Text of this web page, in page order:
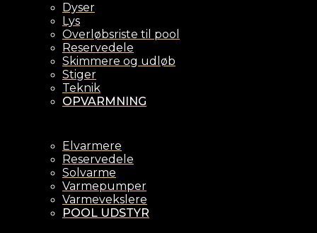
Dyser
Lys
Overløbsriste til pool
Reservedele
Skimmere og udløb
Stiger
Teknik
OPVARMNING
Elvarmere
Reservedele
Solvarme
Varmepumper
Varmevekslere
POOL UDSTYR